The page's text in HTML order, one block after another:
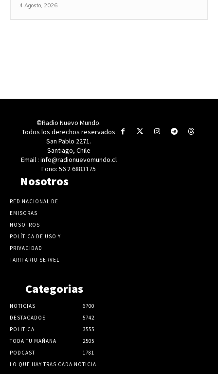
4 Agosto, 2026
©Radio Nuevo Mundo.
Todos los derechos reservados
San Pablo 2271.
Santiago, Chile
Email : info@radionuevomundo.cl
Fono: 56 2 6883175
Nosotros
RED NACIONAL DE
EMISORAS
NOSOTROS
POLÍTICA DE USO Y
PRIVACIDAD
TARIFARIO SERVEL
Categorias
NOTICIAS
6700
DESTACADOS
5742
POLITICA
3555
TODA TU MAÑANA
2505
PODCAST
1781
LO QUE HAY TRAS CADA NOTICIA